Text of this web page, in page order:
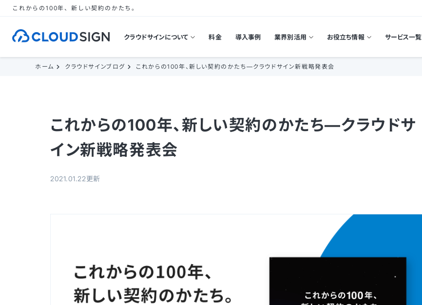
これからの100年、新しい契約のかたち。
クラウドサインについて 料金 導入事例 業界別活用 お役立ち情報 サービス一覧
ホーム クラウドサインブログ これからの100年、新しい契約のかたち—クラウドサイン新戦略発表会
これからの100年、新しい契約のかたち—クラウドサ
イン新戦略発表会
2021.01.22更新